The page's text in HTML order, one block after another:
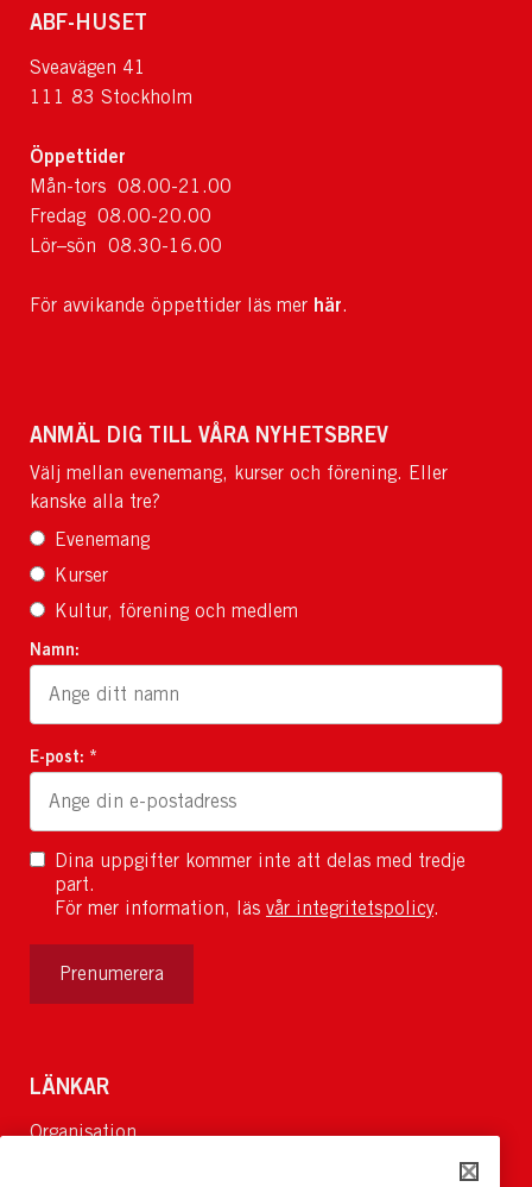
ABF-HUSET
Sveavägen 41
111 83 Stockholm
Öppettider
Mån-tors 08.00-21.00
Fredag 08.00-20.00
Lör–sön 08.30-16.00
För avvikande öppettider läs mer här.
ANMÄL DIG TILL VÅRA NYHETSBREV
Välj mellan evenemang, kurser och förening. Eller
kanske alla tre?
Evenemang
Kurser
Kultur, förening och medlem
Namn:
E-post: *
Dina uppgifter kommer inte att delas med tredje
part.
För mer information, läs vår integritetspolicy.
Prenumerera
LÄNKAR
Organisation